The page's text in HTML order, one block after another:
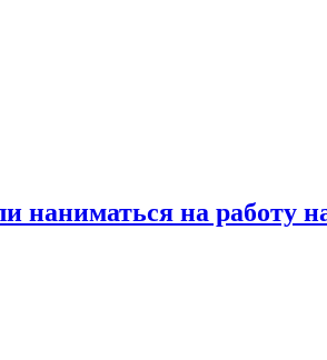
наниматься на работу